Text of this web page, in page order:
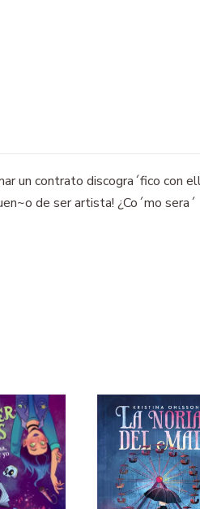
un contrato discogra´fico con
de ser artista! ¿Co´mo sera´